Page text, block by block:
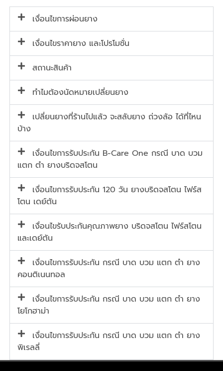
เงื่อนไขการผ่อนยาง
เงื่อนไขราคายาง และโปรโมชั่น
สถานะสินค้า
ทำไมต้องนัดหมายเปลี่ยนยาง
เปลี่ยนยางที่ร้านไปแล้ว จะสลับยาง ถ่วงล้อ ได้ที่ไหน
บ้าง
เงื่อนไขการรับประกัน B-Care One กรณี บาด บวม
แตก ตำ ยางบริดจสโตน
เงื่อนไขการรับประกัน 120 วัน ยางบริดจสโตน ไฟร์ส
โตน เดย์ตัน
เงื่อนไขรับประกันคุณภาพยาง บริดจสโตน ไฟร์สโตน
และเดย์ตัน
เงื่อนไขการรับประกัน กรณี บาด บวม แตก ตำ ยาง
คอนติเนนทอล
เงื่อนไขการรับประกัน กรณี บาด บวม แตก ตำ ยาง
โยโกฮาม่า
เงื่อนไขการรับประกัน กรณี บาด บวม แตก ตำ ยาง
พิเรลลี่